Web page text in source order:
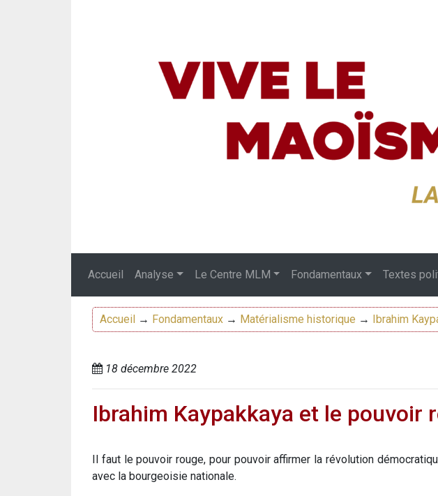
Accueil Analyse Le Centre MLM Fondamentaux Textes
Accueil → Fondamentaux → Matérialisme historique → Ibrahim
18 décembre 2022
Ibrahim Kaypakkaya et le pouvoir
Il faut le pouvoir rouge, pour pouvoir affirmer la révolution
avec la bourgeoisie nationale.